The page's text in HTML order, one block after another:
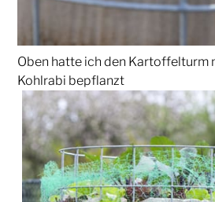
Oben hatte ich den Kartoffelturm
Kohlrabi bepflanzt